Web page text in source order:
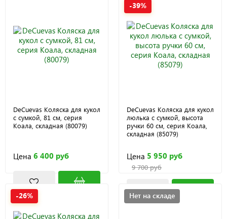
DeCuevas Коляска для кукол
с сумкой, 81 см, серия
Коала, складная (80079)
Цена 6 400 руб
-39%
DeCuevas Коляска для кукол
люлька с сумкой, высота
ручки 60 см, серия Коала,
складная (85079)
Цена 5 950 руб
9 700 руб
-26% Нет на складе